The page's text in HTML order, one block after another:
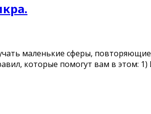
маленькие сферы, повторяющие
которые помогут вам в этом: